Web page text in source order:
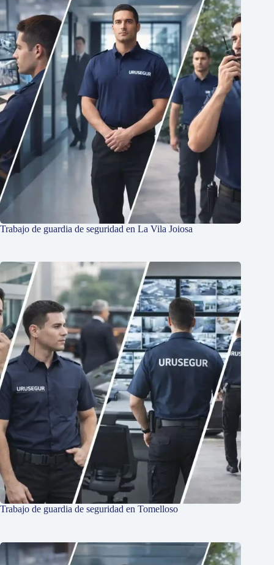
Trabajo de guardia de seguridad en La Vila Joiosa
Trabajo de guardia de seguridad en Tomelloso